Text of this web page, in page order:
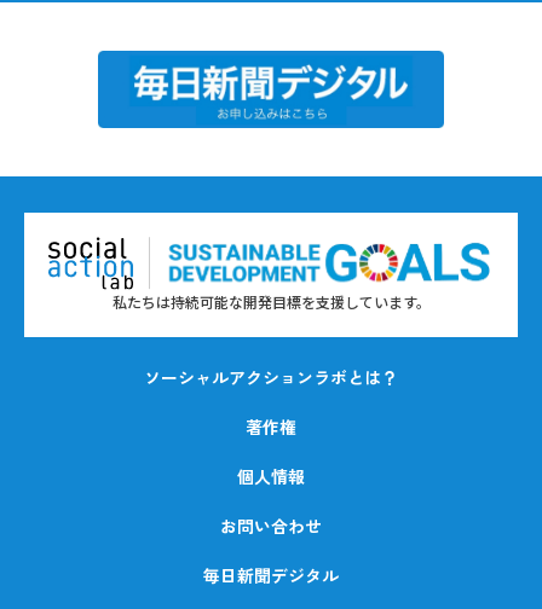
私たちは持続可能な開発目標を支援しています。
ソーシャルアクションラボとは？
著作権
個人情報
お問い合わせ
毎日新聞デジタル